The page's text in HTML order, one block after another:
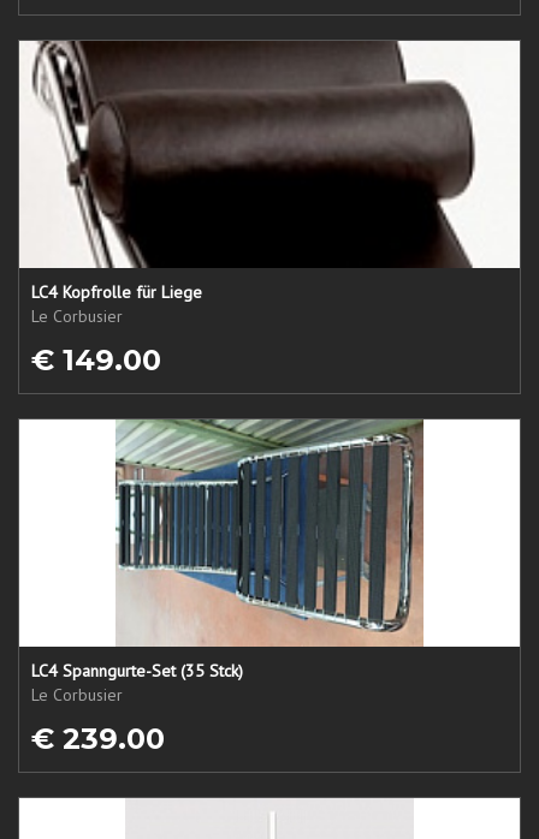
LC4 Kopfrolle für Liege
Le Corbusier
€ 149.00
LC4 Spanngurte-Set (35 Stck)
Le Corbusier
€ 239.00